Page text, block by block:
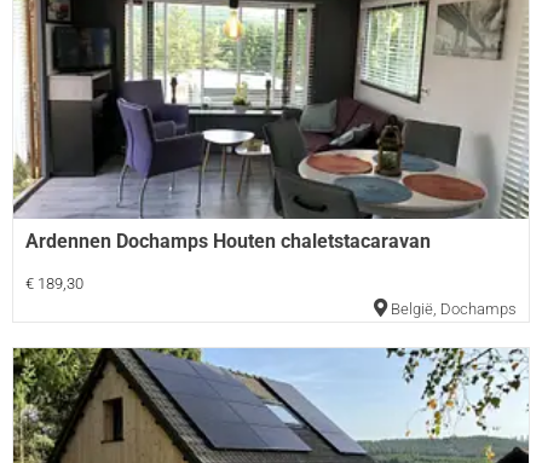
Ardennen Dochamps Houten chaletstacaravan
€ 189,30
België Dochamps